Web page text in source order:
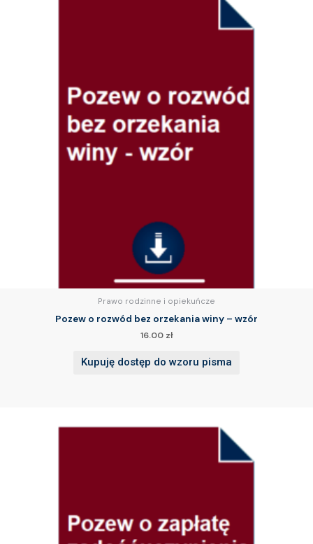
Prawo rodzinne i opiekuńcze
Pozew o rozwód bez orzekania winy – wzór
16.00 zł
Kupuję dostęp do wzoru pisma